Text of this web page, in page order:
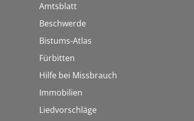
Amtsblatt
Beschwerde
Bistums-Atlas
Fürbitten
Hilfe bei Missbrauch
Immobilien
Liedvorschläge